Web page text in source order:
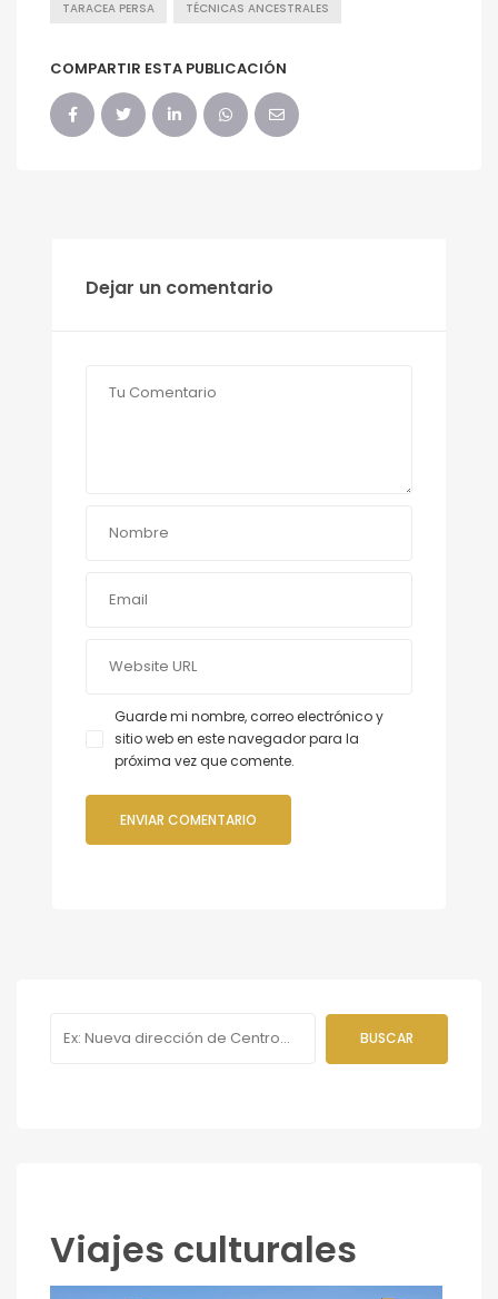
TARACEA PERSA TÉCNICAS ANCESTRALES
COMPARTIR ESTA PUBLICACIÓN
Dejar un comentario
Guarde mi nombre, correo electrónico y
sitio web en este navegador para la
próxima vez que comente.
Viajes culturales